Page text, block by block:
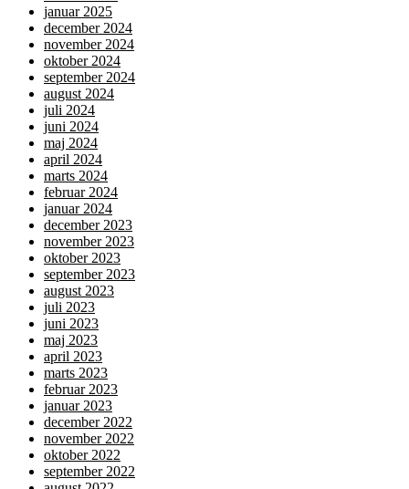
januar 2025
december 2024
november 2024
oktober 2024
september 2024
august 2024
juli 2024
juni 2024
maj 2024
april 2024
marts 2024
februar 2024
januar 2024
december 2023
november 2023
oktober 2023
september 2023
august 2023
juli 2023
juni 2023
maj 2023
april 2023
marts 2023
februar 2023
januar 2023
december 2022
november 2022
oktober 2022
september 2022